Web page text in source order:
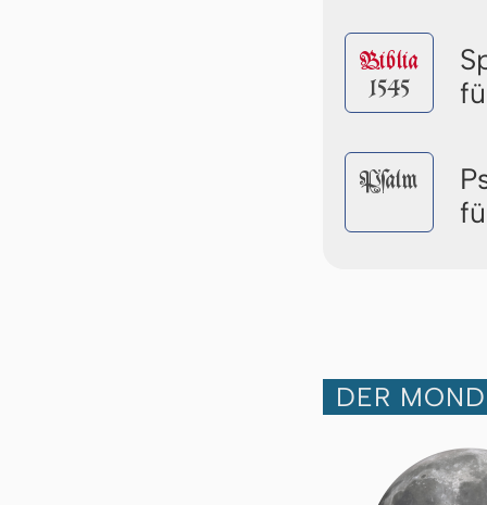
Biblia
1545
Pſalm
DER